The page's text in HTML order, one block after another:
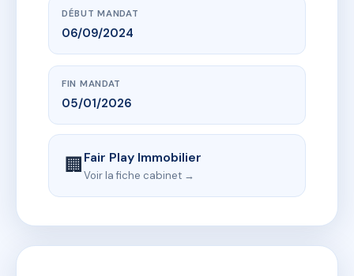
DÉBUT MANDAT
06/09/2024
FIN MANDAT
05/01/2026
🏢Fair Play Immobilier
Voir la fiche cabinet →